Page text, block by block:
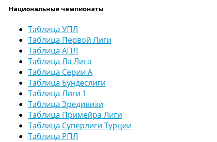
Национальные чемпионаты
Таблица УПЛ
Таблица Первой Лиги
Таблица АПЛ
Таблица Ла Лига
Таблица Серии А
Таблица Бундеслиги
Таблица Лиги 1
Таблица Эредивизи
Таблица Примейра Лиги
Таблица Суперлиги Турции
Таблица РПЛ